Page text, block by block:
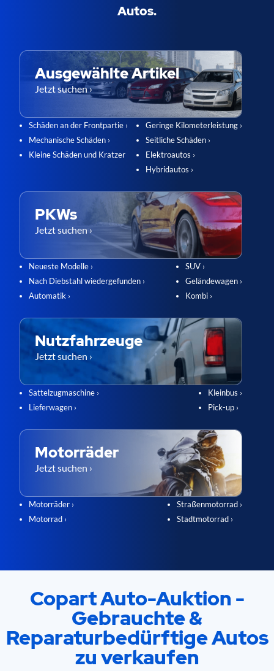
Autos.
Ausgewählte Artikel
Jetzt suchen ›
Schäden an der Frontpartie ›
Mechanische Schäden ›
Kleine Schäden und Kratzer
Geringe Kilometerleistung ›
Seitliche Schäden ›
Elektroautos ›
Hybridautos ›
PKWs
Jetzt suchen ›
Neueste Modelle ›
Nach Diebstahl wiedergefunden ›
Automatik ›
SUV ›
Geländewagen ›
Kombi ›
Nutzfahrzeuge
Jetzt suchen ›
Sattelzugmaschine ›
Lieferwagen ›
Kleinbus ›
Pick-up ›
Motorräder
Jetzt suchen ›
Motorräder ›
Motorrad ›
Straßenmotorrad ›
Stadtmotorrad ›
Copart Auto-Auktion -
Gebrauchte &
Reparaturbedürftige Autos
zu verkaufen